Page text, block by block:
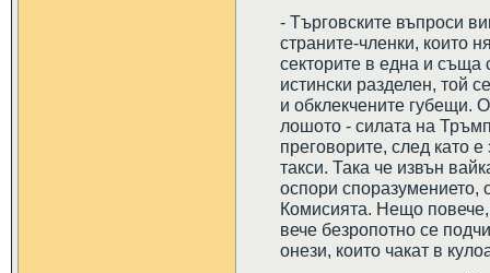
- Търговските въпроси
страните-членки, които
секторите в една и съща
истински разделен, той
и обклекчените губещи.
лошото - силата на
преговорите, след като
такси. Така че извън
оспори споразумението,
Комисията. Нещо
вече безропотно се
онези, които чакат в